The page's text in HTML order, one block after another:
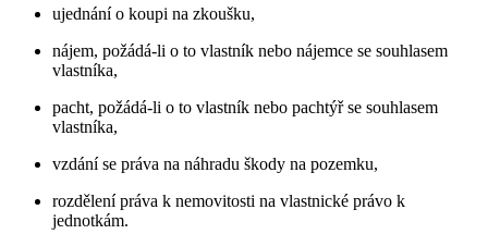
ujednání o koupi na zkoušku,
nájem, požádá-li o to vlastník nebo nájemce se souhlasem
vlastníka,
pacht, požádá-li o to vlastník nebo pachtýř se souhlasem
vlastníka,
vzdání se práva na náhradu škody na pozemku,
rozdělení práva k nemovitosti na vlastnické právo k
jednotkám.